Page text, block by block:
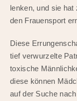
lenken, und sie
den Frauensport
Diese
tief verwurzelte
toxische
diese können
auf der Suche